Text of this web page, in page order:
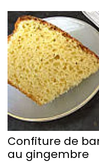
Confiture de
au gingembre